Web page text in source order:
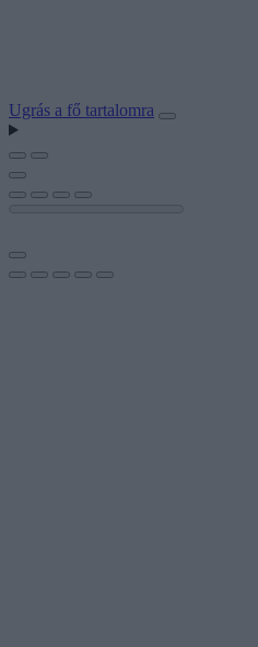
Ugrás a fő tartalomra